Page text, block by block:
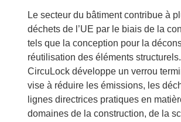
Le secteur du bâtiment contribue à
déchets de l’UE par le biais de la
tels que la conception pour la
réutilisation des éléments
CircuLock développe un verrou
vise à réduire les émissions, les
lignes directrices pratiques en
domaines de la construction, de la